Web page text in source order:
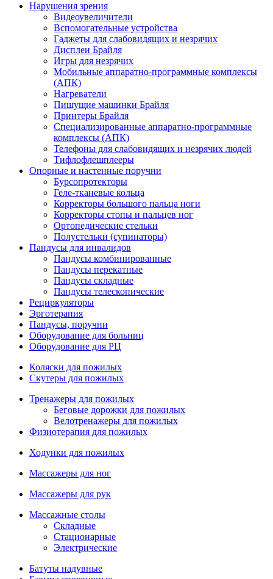
Нарушения зрения
Видеоувеличители
Вспомогательные устройства
Гаджеты для слабовидящих и незрячих
Дисплеи Брайля
Игры для незрячих
Мобильные аппаратно-программные комплексы
(АПК)
Нагреватели
Пишущие машинки Брайля
Принтеры Брайля
Специализированные аппаратно-программные
комплексы (АПК)
Телефоны для слабовидящих и незрячих людей
Тифлофлешплееры
Опорные и настенные поручни
Бурсопротекторы
Геле-тканевые кольца
Корректоры большого пальца ноги
Корректоры стопы и пальцев ног
Ортопедические стельки
Полустельки (супинаторы)
Пандусы для инвалидов
Пандусы комбинированные
Пандусы перекатные
Пандусы складные
Пандусы телескопические
Рециркуляторы
Эрготерапия
Пандусы, поручни
Оборудование для больниц
Оборудование для РЦ
Коляски для пожилых
Скутеры для пожилых
Тренажеры для пожилых
Беговые дорожки для пожилых
Велотренажеры для пожилых
Физиотерапия для пожилых
Ходунки для пожилых
Массажеры для ног
Массажеры для рук
Массажные столы
Складные
Стационарные
Электрические
Батуты надувные